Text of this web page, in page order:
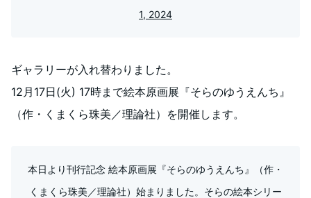
1, 2024
ギャラリーが入れ替わりました。
12月17日(火) 17時まで絵本原画展『そらのゆうえんち』
（作・くまくら珠美／理論社）を開催します。
本日より刊行記念 絵本原画展『そらのゆうえんち』（作・
くまくら珠美／理論社）始まりました。そらの絵本シリー